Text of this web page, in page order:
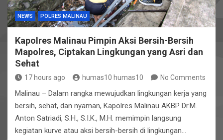
NEWS POLRES MALINAU
Kapolres Malinau Pimpin Aksi Bersih-Bersih
Mapolres, Ciptakan Lingkungan yang Asri dan
Sehat
17 hours ago humas10 humas10 No Comments
Malinau – Dalam rangka mewujudkan lingkungan kerja yang
bersih, sehat, dan nyaman, Kapolres Malinau AKBP Dr.M.
Anton Satriadi, S.H., S.I.K., M.H. memimpin langsung
kegiatan kurve atau aksi bersih-bersih di lingkungan…